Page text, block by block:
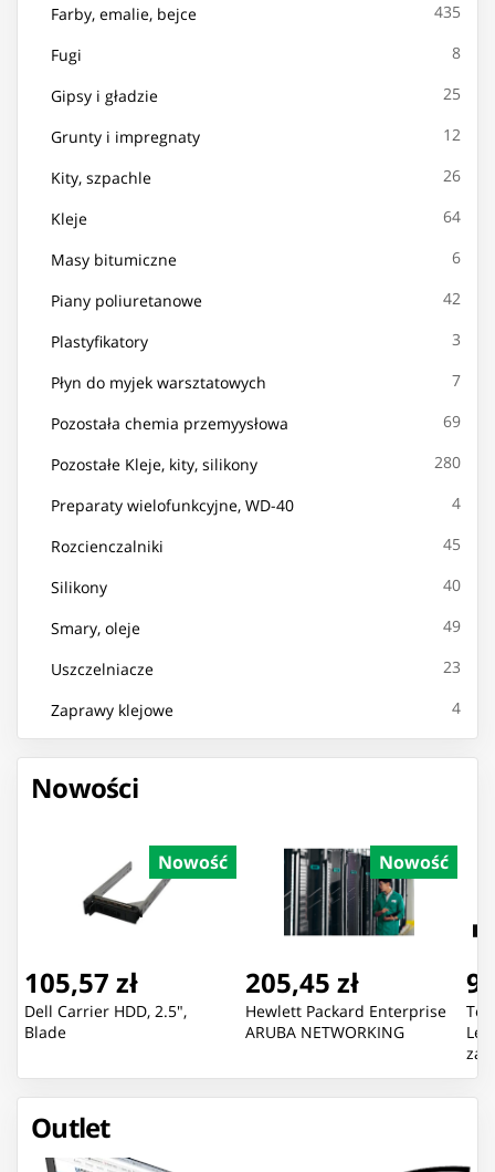
Farby, emalie, bejce 435
Fugi 8
Gipsy i gładzie 25
Grunty i impregnaty 12
Kity, szpachle 26
Kleje 64
Masy bitumiczne 6
Piany poliuretanowe 42
Plastyfikatory 3
Płyn do myjek warsztatowych 7
Pozostała chemia przemyysłowa 69
Pozostałe Kleje, kity, silikony 280
Preparaty wielofunkcyjne, WD-40 4
Rozcienczalniki 45
Silikony 40
Smary, oleje 49
Uszczelniacze 23
Zaprawy klejowe 4
Nowości
Nowość
105,57 zł
Dell Carrier HDD, 2.5",
Blade
Nowość
205,45 zł
Hewlett Packard Enterprise
ARUBA NETWORKING
Outlet